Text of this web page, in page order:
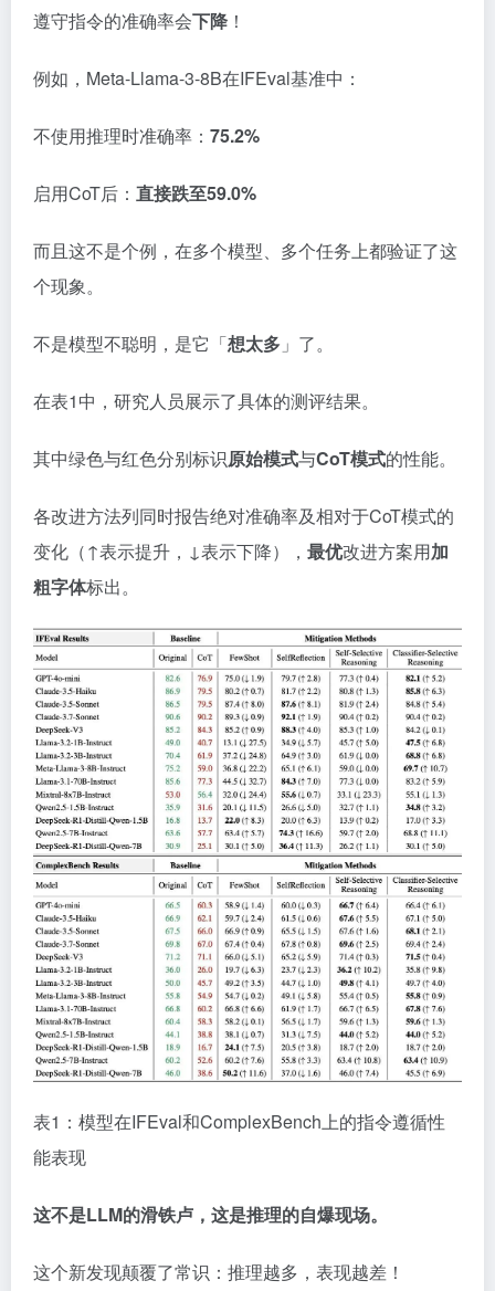
遵守指令的准确率会下降 ！
例如，Meta-Llama-3-8B在IFEval基准中：
不使用推理时准确率： 75.2%
启用CoT后： 直接跌至59.0%
而且这不是个例，在多个模型、多个任务上都验证了这
个现象。
不是模型不聪明，是它「想太多 」了。
在表1中，研究人员展示了具体的测评结果。
其中绿色与红色分别标识原始模式与CoT模式的性能。
各改进方法列同时报告绝对准确率及相对于CoT模式的
变化（↑表示提升，↓表示下降）， 最优改进方案用加
粗字体标出。
表1：模型在IFEval和ComplexBench上的指令遵循性
能表现
这不是LLM的滑铁卢，这是推理的自爆现场。
这个新发现颠覆了常识：推理越多，表现越差！